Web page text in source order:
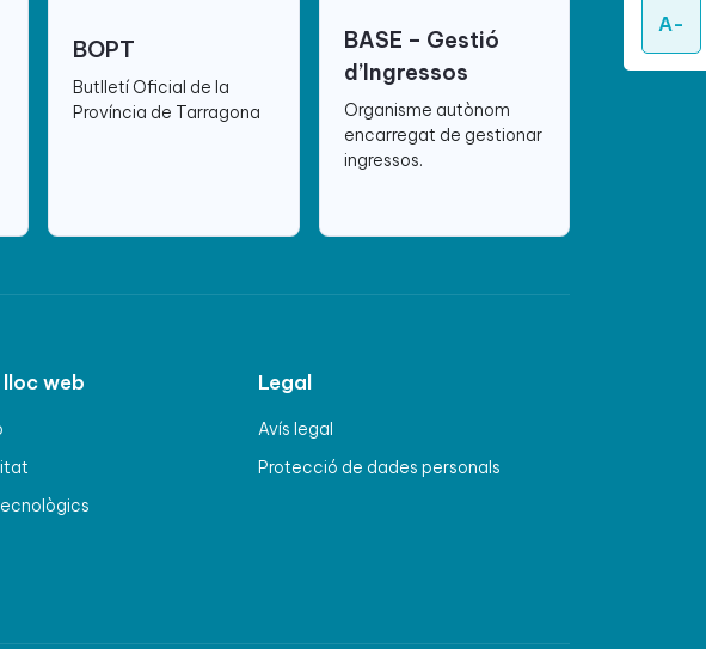
A-
BOPT
Butlletí Oficial de la
Província de Tarragona
BASE – Gestió
d’Ingressos
Organisme autònom
encarregat de gestionar
ingressos.
web Legal
Avís legal
Protecció de dades personals